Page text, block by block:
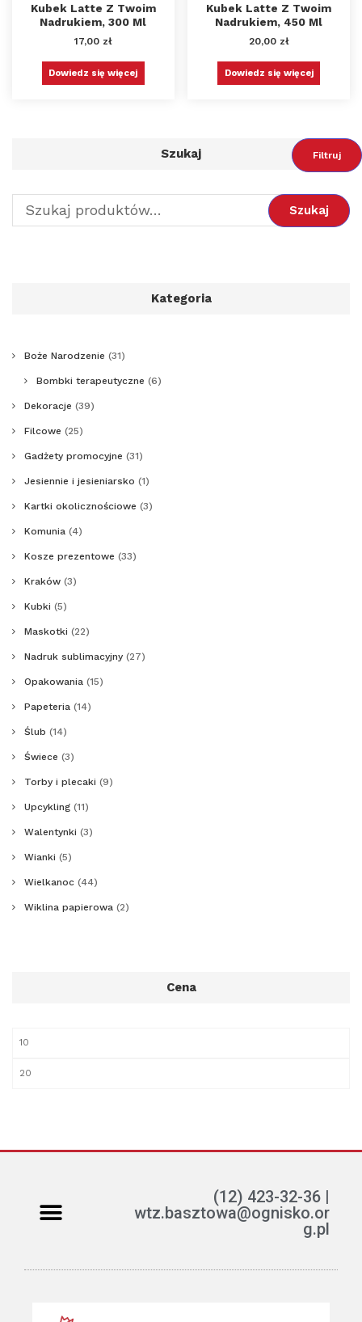
Kubek Latte Z Twoim
Nadrukiem, 300 Ml
17,00 zł
Dowiedz się więcej
Kubek Latte Z Twoim
Nadrukiem, 450 Ml
20,00 zł
Dowiedz się więcej
Szukaj
Szukaj
Kategoria
Boże Narodzenie (31)
Bombki terapeutyczne (6)
Dekoracje (39)
Filcowe (25)
Gadżety promocyjne (31)
Jesiennie i jesieniarsko (1)
Kartki okolicznościowe (3)
Komunia (4)
Kosze prezentowe (33)
Kraków (3)
Kubki (5)
Maskotki (22)
Nadruk sublimacyjny (27)
Opakowania (15)
Papeteria (14)
Ślub (14)
Świece (3)
Torby i plecaki (9)
Upcykling (11)
Walentynki (3)
Wianki (5)
Wielkanoc (44)
Wiklina papierowa (2)
Cena
Filtruj
(12) 423-32-36 |
wtz.basztowa@ognisko.or
g.pl